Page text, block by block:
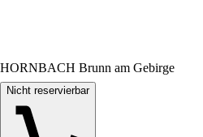
HORNBACH Brunn am Gebirge
Nicht reservierbar